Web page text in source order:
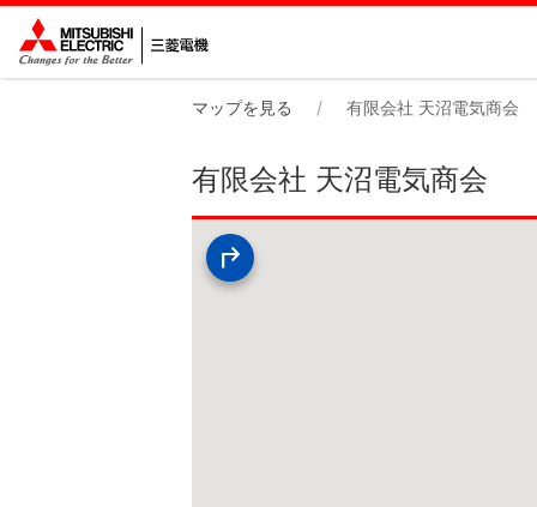
マップを見る 有限会社 天沼電気商会
有限会社 天沼電気商会